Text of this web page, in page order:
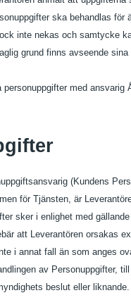
ska behandlas för
inte nekas och samtycke
grund finns avseende
med
(Kundens
för Tjänsten, är
sker i enlighet med
att Leverantören orsakas
i annat fall än som anges
av Personuppgifter,
beslut eller